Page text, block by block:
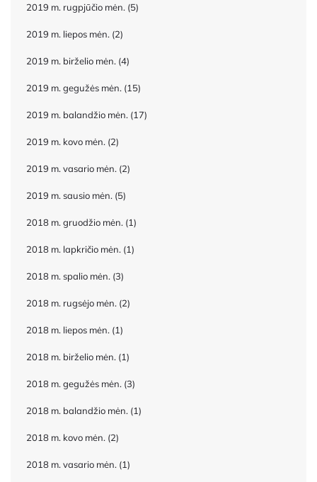
2019 m. rugpjūčio mėn. (5)
2019 m. liepos mėn. (2)
2019 m. birželio mėn. (4)
2019 m. gegužės mėn. (15)
2019 m. balandžio mėn. (17)
2019 m. kovo mėn. (2)
2019 m. vasario mėn. (2)
2019 m. sausio mėn. (5)
2018 m. gruodžio mėn. (1)
2018 m. lapkričio mėn. (1)
2018 m. spalio mėn. (3)
2018 m. rugsėjo mėn. (2)
2018 m. liepos mėn. (1)
2018 m. birželio mėn. (1)
2018 m. gegužės mėn. (3)
2018 m. balandžio mėn. (1)
2018 m. kovo mėn. (2)
2018 m. vasario mėn. (1)